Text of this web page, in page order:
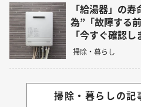
「給湯器」の
為”「故障する
「今すぐ確認し
掃除・暮らし
掃除・暮らしの記